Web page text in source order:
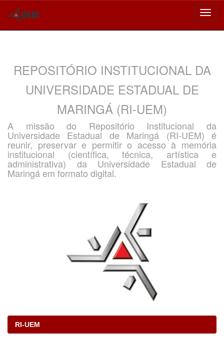
REPOSITÓRIO INSTITUCIONAL DA
UNIVERSIDADE ESTADUAL DE
MARINGÁ (RI-UEM)
A missão do Repositório Institucional da
Universidade Estadual de Maringá (RI-UEM) é
reunir, preservar e permitir o acesso à memória
institucional (científica, técnica, artística e
administrativa) da Universidade Estadual de
Maringá em formato digital.
RI-UEM